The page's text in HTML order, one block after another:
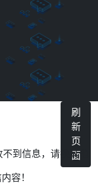
刷
新
页
面
到信息，请换其他
容！